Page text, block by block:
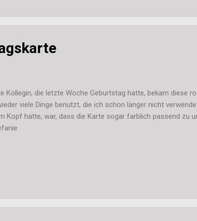
Kollegin, die letzte Woche Geburtstag hatte, bekam
viele Dinge benutzt, die ich schon länger nicht
Kopf hatte, war, dass die Karte sogar farblich passend zu